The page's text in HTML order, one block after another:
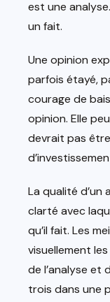
est une
un fait.
Une opinion
parfois étayé,
courage de
opinion. Elle
devrait pas
La qualité d’un
clarté avec
qu’il fait. Les
visuellement
de l’analyse et
trois dans une